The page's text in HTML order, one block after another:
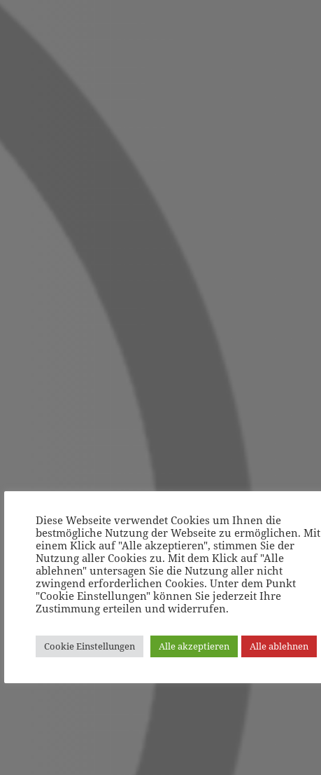
Diese Webseite verwendet Cookies um Ihnen die
bestmögliche Nutzung der Webseite zu ermöglichen. Mit
einem Klick auf "Alle akzeptieren", stimmen Sie der
Nutzung aller Cookies zu. Mit dem Klick auf "Alle
ablehnen" untersagen Sie die Nutzung aller nicht
zwingend erforderlichen Cookies. Unter dem Punkt
"Cookie Einstellungen" können Sie jederzeit Ihre
Zustimmung erteilen und widerrufen.
Cookie Einstellungen Alle akzeptieren Alle ablehnen